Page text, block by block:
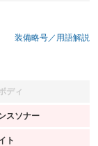
装備略号／用語解説
ディ
スソナー
ト